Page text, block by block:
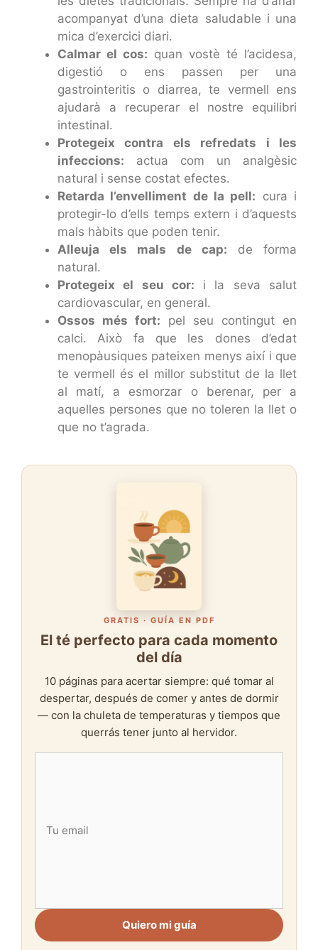
acompanyat d’una dieta saludable i una
mica d’exercici diari.
Calmar el cos: quan vostè té l’acidesa,
digestió o ens passen per una
gastrointeritis o diarrea, te vermell ens
ajudarà a recuperar el nostre equilibri
intestinal.
Protegeix contra els refredats i les
infeccions: actua com un analgèsic
natural i sense costat efectes.
Retarda l’envelliment de la pell: cura i
protegir-lo d’ells temps extern i d’aquests
mals hàbits que poden tenir.
Alleuja els mals de cap: de forma
natural.
Protegeix el seu cor: i la seva salut
cardiovascular, en general.
Ossos més fort: pel seu contingut en
calci. Això fa que les dones d’edat
menopàusiques pateixen menys així i que
te vermell és el millor substitut de la llet
al matí, a esmorzar o berenar, per a
aquelles persones que no toleren la llet o
que no t’agrada.
GRATIS · GUÍA EN PDF
El té perfecto para cada momento
del día
10 páginas para acertar siempre: qué tomar al
despertar, después de comer y antes de dormir
— con la chuleta de temperaturas y tiempos que
querrás tener junto al hervidor.
Quiero mi guía